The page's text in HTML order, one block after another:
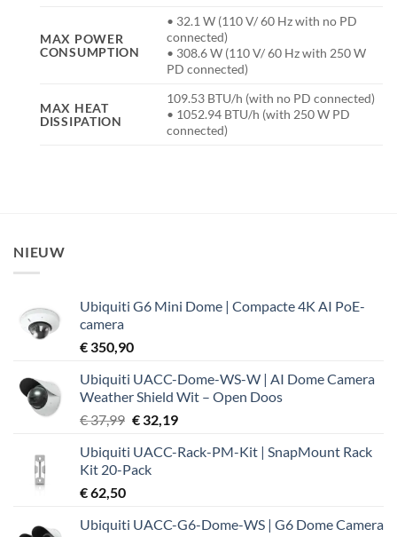
MAX POWER
CONSUMPTION
• 32.1 W (110 V/ 60 Hz with no PD
connected)
• 308.6 W (110 V/ 60 Hz with 250 W
PD connected)
MAX HEAT
DISSIPATION
109.53 BTU/h (with no PD connected)
• 1052.94 BTU/h (with 250 W PD
connected)
NIEUW
Ubiquiti G6 Mini Dome | Compacte 4K AI PoE-
camera
€ 350,90
Ubiquiti UACC-Dome-WS-W | AI Dome Camera
Weather Shield Wit – Open Doos
€37,99 Oorspronkelijke
was:
€ 37,99.
€32,19Huidige
is:
Ubiquiti UACC-Rack-PM-Kit | SnapMount Rack
Kit 20-Pack
€62,50
Ubiquiti UACC-G6-Dome-WS | G6 Dome Camera